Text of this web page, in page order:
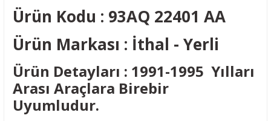
Ürün Kodu : 93AQ 22401 AA
Ürün Markası : İthal - Yerli
Ürün Detayları : 1991-1995 Yılları
Arası Araçlara Birebir
Uyumludur.